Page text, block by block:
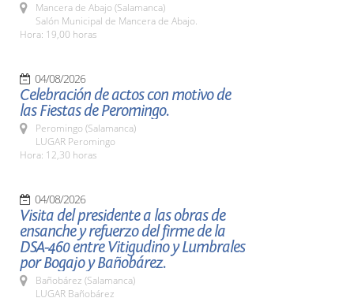
Mancera de Abajo (Salamanca)
Salón Municipal de Mancera de Abajo.
Hora: 19,00 horas
04/08/2026
Celebración de actos con motivo de
las Fiestas de Peromingo.
Peromingo (Salamanca)
LUGAR Peromingo
Hora: 12,30 horas
04/08/2026
Visita del presidente a las obras de
ensanche y refuerzo del firme de la
DSA-460 entre Vitigudino y Lumbrales
por Bogajo y Bañobárez.
Bañobárez (Salamanca)
LUGAR Bañobárez